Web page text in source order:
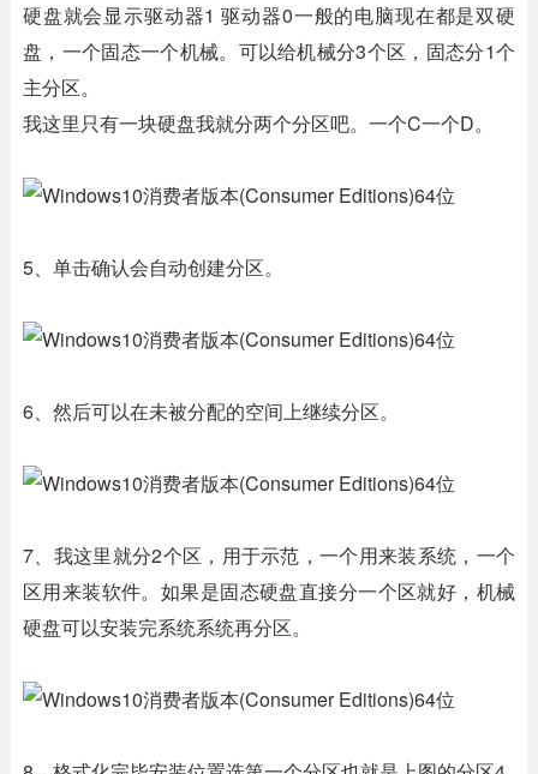
硬盘就会显示驱动器1 驱动器0一般的电脑现在都是双硬
盘，一个固态一个机械。可以给机械分3个区，固态分1个
主分区。
我这里只有一块硬盘我就分两个分区吧。一个C一个D。
5、单击确认会自动创建分区。
6、然后可以在未被分配的空间上继续分区。
7、我这里就分2个区，用于示范，一个用来装系统，一个
区用来装软件。如果是固态硬盘直接分一个区就好，机械
硬盘可以安装完系统系统再分区。